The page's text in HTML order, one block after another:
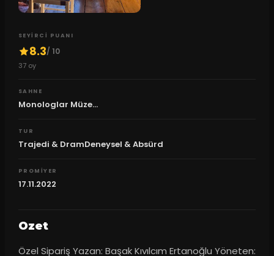
SEYIRCI PUANI
8.3/ 10
37oy
SAHNE
Monologlar Müze...
TUR
Trajedi & DramDeneysel & Absürd
PROMIYER
17.11.2022
Ozet
Özel Sipariş Yazan: Başak Kıvılcım Ertanoğlu Yöneten: